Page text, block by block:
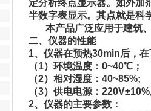
定分析终点显示器。如外加
半数字表显示。其点就是科
本产品广泛应用于建筑、
二、仪器的性能
1、仪器在预热30min后，
（1）环境温度：0~40℃；
（2）相对湿度：40~85%;
（3）供电电源：
2、仪器的主要参数：